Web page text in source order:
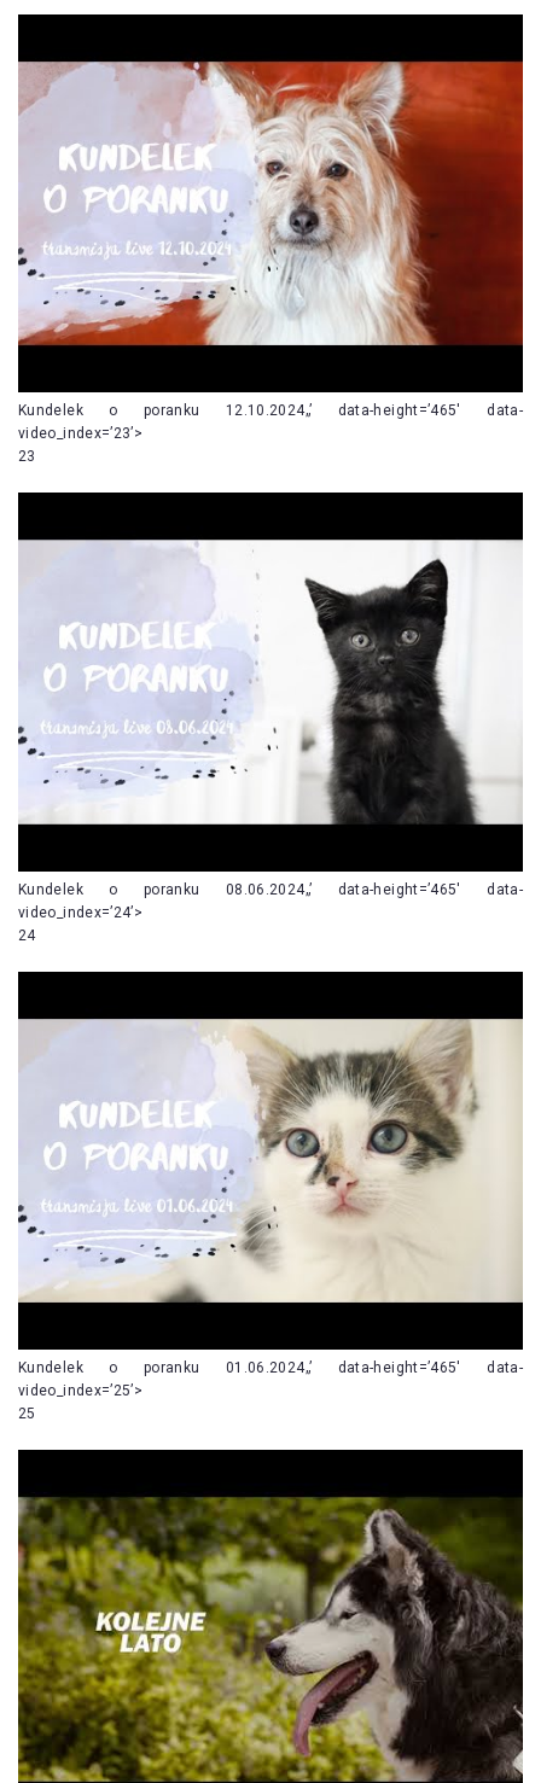
Kundelek o poranku 12.10.2024„’ data-height=’465′ data-
video_index=’23’>
23
Kundelek o poranku 08.06.2024„’ data-height=’465′ data-
video_index=’24’>
24
Kundelek o poranku 01.06.2024„’ data-height=’465′ data-
video_index=’25’>
25